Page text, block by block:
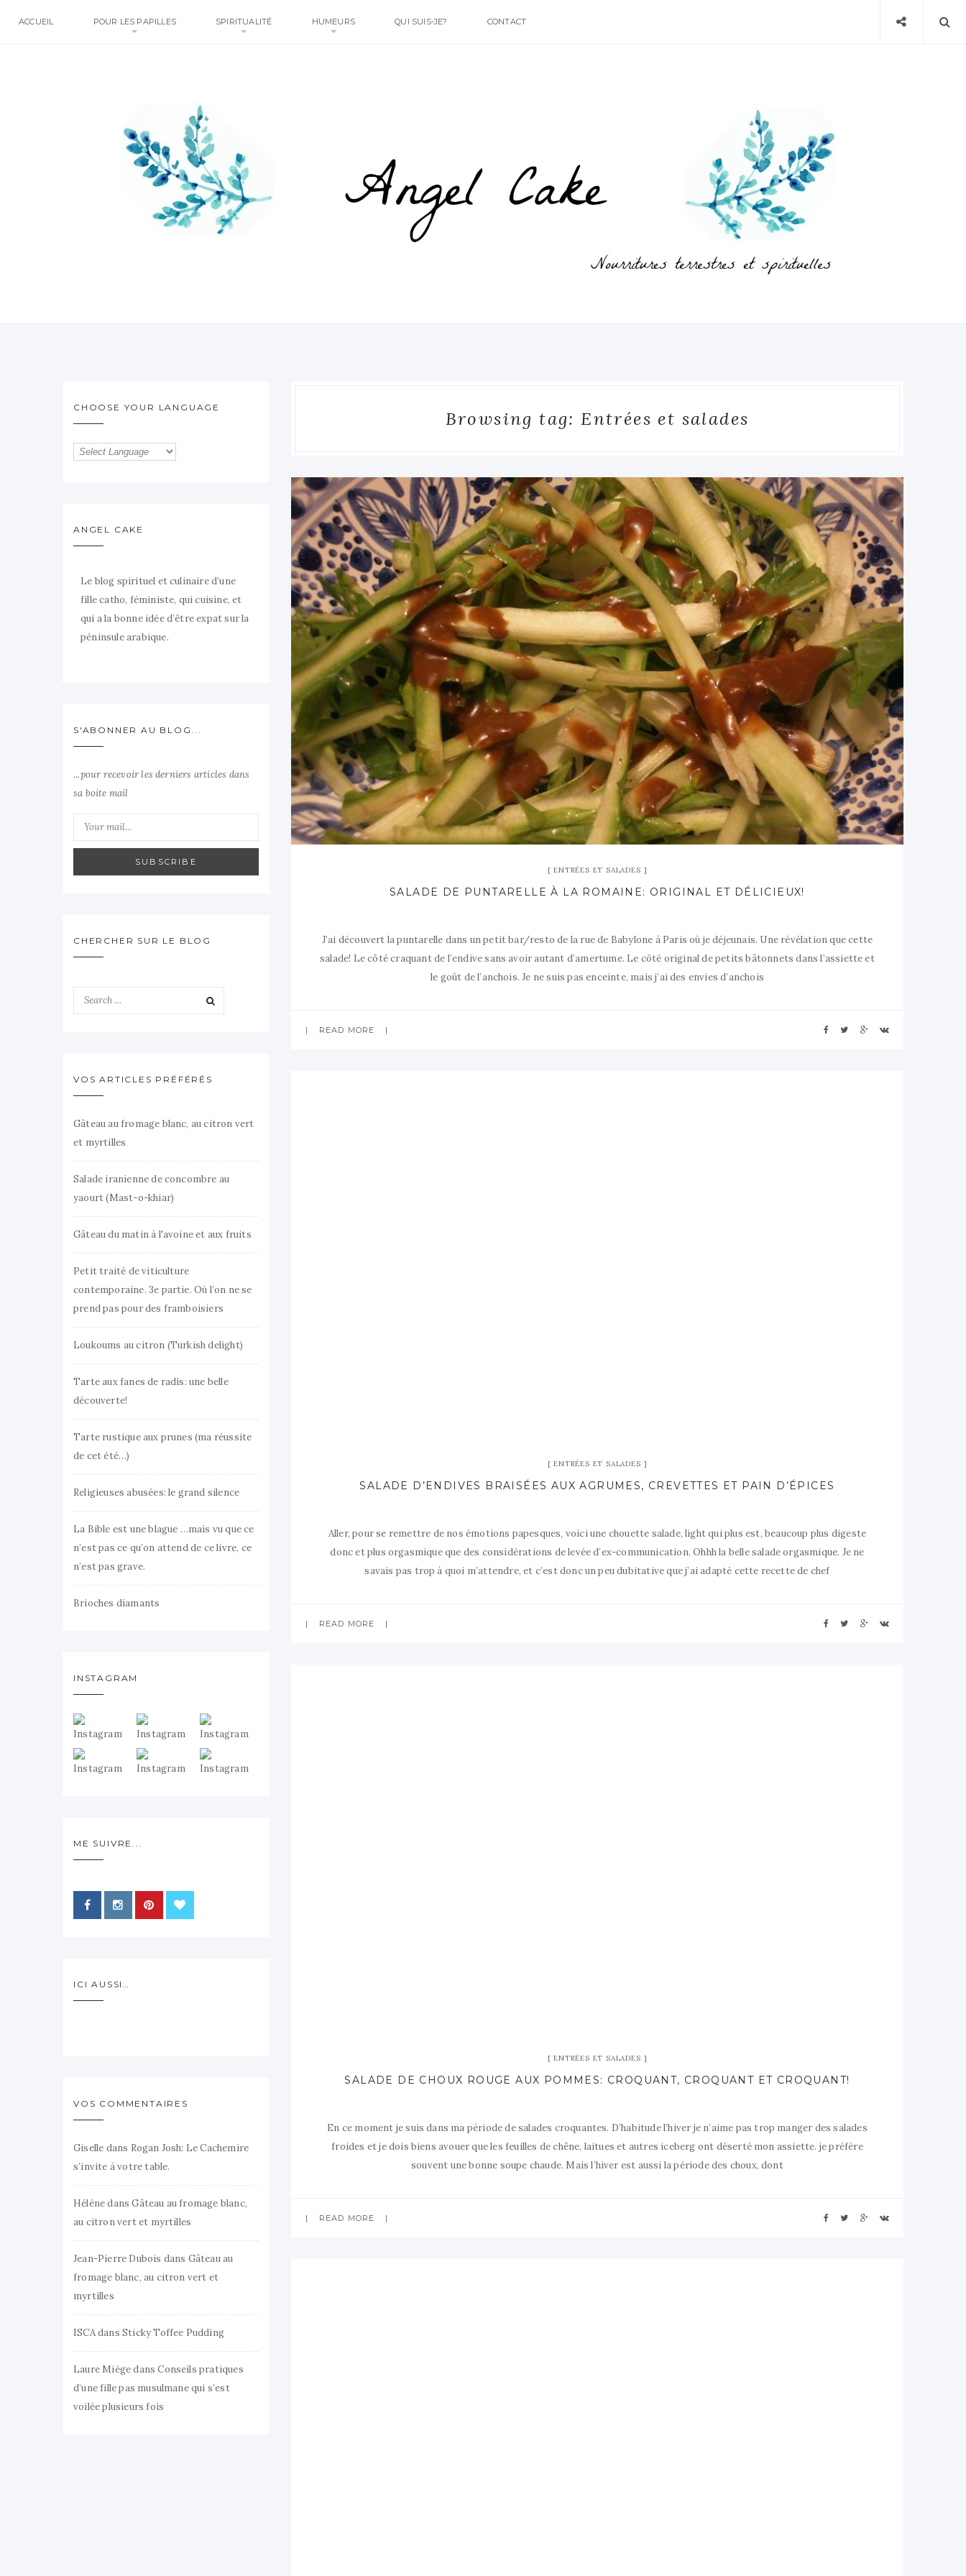
ACCUEIL POUR LES PAPILLES SPIRITUALITÉ HUMEURS QUI SUIS-JE? CONTACT
Browsing tag: Entrées et salades
ENTRÉES ET SALADES
SALADE DE PUNTARELLE À LA ROMAINE: ORIGINAL ET DÉLICIEUX!
J’ai découvert la puntarelle dans un petit bar/resto de la rue de Babylone à Paris où je déjeunais. Une révélation que cette
salade! Le côté craquant de l’endive sans avoir autant d’amertume. Le côté original de petits bâtonnets dans l’assiette et
le goût de l’anchois. Je ne suis pas enceinte, mais j’ai des envies d’anchois
READ MORE
ENTRÉES ET SALADES
SALADE D’ENDIVES BRAISÉES AUX AGRUMES, CREVETTES ET PAIN D’ÉPICES
Aller, pour se remettre de nos émotions papesques, voici une chouette salade, light qui plus est, beaucoup plus digeste
donc et plus orgasmique que des considérations de levée d’ex-communication. Ohhh la belle salade orgasmique. Je ne
savais pas trop à quoi m’attendre, et c’est donc un peu dubitative que j’ai adapté cette recette de chef
READ MORE
ENTRÉES ET SALADES
SALADE DE CHOUX ROUGE AUX POMMES: CROQUANT, CROQUANT ET CROQUANT!
En ce moment je suis dans ma période de salades croquantes. D’habitude l’hiver je n’aime pas trop manger des salades
froides et je dois biens avouer que les feuilles de chêne, laitues et autres iceberg ont déserté mon assiette. je préfère
souvent une bonne soupe chaude. Mais l’hiver est aussi la période des choux, dont
READ MORE
CHOOSE YOUR LANGUAGE
ANGEL CAKE
Le blog spirituel et culinaire d’une
fille catho, féministe, qui cuisine, et
qui a la bonne idée d’être expat sur la
péninsule arabique.
S'ABONNER AU BLOG...
...pour recevoir les derniers articles dans
sa boite mail
SUBSCRIBE
CHERCHER SUR LE BLOG
VOS ARTICLES PRÉFÉRÉS
Gâteau au fromage blanc, au citron vert
et myrtilles
Salade iranienne de concombre au
yaourt (Mast-o-khiar)
Gâteau du matin à l'avoine et aux fruits
Petit traité de viticulture
contemporaine. 3e partie. Où l’on ne se
prend pas pour des framboisiers
Loukoums au citron (Turkish delight)
Tarte aux fanes de radis: une belle
découverte!
Tarte rustique aux prunes (ma réussite
de cet été…)
Religieuses abusées: le grand silence
La Bible est une blague …mais vu que ce
n’est pas ce qu’on attend de ce livre, ce
n’est pas grave.
Brioches diamants
INSTAGRAM
ME SUIVRE...
ICI AUSSI…
VOS COMMENTAIRES
Giselle dans Rogan Josh: Le Cachemire
s’invite à votre table.
HélènedansGâteau au fromage blanc,
au citron vert et myrtilles
Jean-Pierre Dubois dans Gâteau au
fromage blanc, au citron vert et
myrtilles
ISCAdans Sticky Toffee Pudding
Laure MiègedansConseils pratiques
d’une fille pas musulmane qui s’est
voilée plusieurs fois